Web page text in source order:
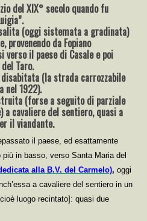
del XIX° secolo quando fu
(oggi sistemata a gradinata)
provenendo da Fopiano
verso il paese di Casale e poi
Taro.
disabitata (la strada carrozzabile
nel 1922).
(forse a seguito di parziale
cavaliere del sentiero, quasi a
il viandante.
il paese, ed esattamente
in basso, verso Santa Maria del
alla B.V. del Carmelo), oggi
a cavaliere del sentiero in un
luogo recintato]: quasi due